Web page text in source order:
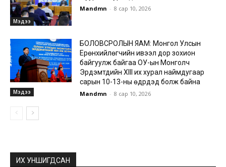
Мэдээ
Mandmn - 8 сар 10, 2026
Мэдээ
БОЛОВСРОЛЫН ЯАМ: Монгол Улсын
Ерөнхийлөгчийн ивээл дор зохион
байгуулж байгаа ОУ-ын Монголч
Эрдэмтдийн XIII их хурал наймдугаар
сарын 10-13-ны өдрүүдэд болж байна
Mandmn - 8 сар 10, 2026
ИХ УНШИГДСАН